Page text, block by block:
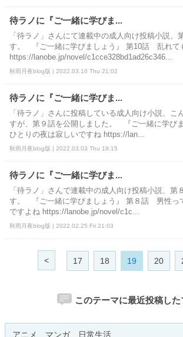
待ラノに『ご一緒に学びま...
「待ラノ」さんにて連載中の成人向け投稿小説、
す。 『ご一緒に学びましょう』 第10話 乱れて
https://lanobe.jp/novel/c1cce328bd1ad26c346...
秋雨月夜blog版 | 2022.03.10 Thu 21:02
待ラノに『ご一緒に学びま...
「待ラノ」さんに投稿している成人向け小説、こ
すが、第９話を公開しました。 『ご一緒に学び
ひとりの夜は寂しいですね https://lan...
秋雨月夜blog版 | 2022.03.03 Thu 19:15
待ラノに『ご一緒に学びま...
「待ラノ」さんで連載中の成人向け投稿小説、第
す。 『ご一緒に学びましょう』 第８話 男性っ
ですよね https://lanobe.jp/novel/c1c...
秋雨月夜blog版 | 2022.02.25 Fri 21:03
< 17 18 19 20
このテーマに最近投稿した
アニメ、マンガ、日常生活